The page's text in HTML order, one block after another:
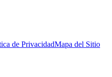
de PrivacidadMapa del Sitio